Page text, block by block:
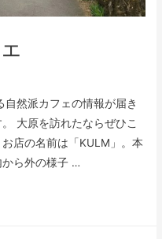
然派カフェの情報が届き
大原を訪れたならぜひこ
店の名前は「KULM」。本
から外の様子 …